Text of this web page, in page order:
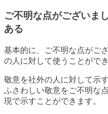
ご不明な点がございま
ある
基本的に、ご不明な点がご
の人に対して使うことができ
敬意を社外の人に対して示
ふさわしい敬意をご不明な
現で示すことができます。